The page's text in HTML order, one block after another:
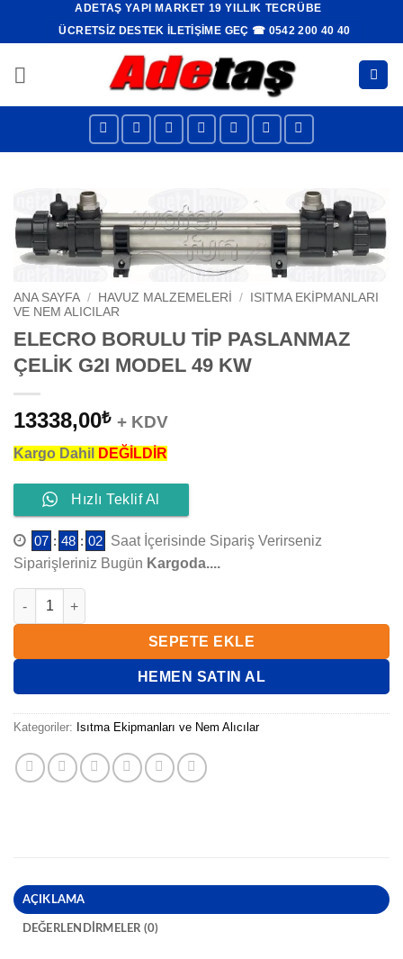
ADETAŞ YAPI MARKET 19 YILLIK TECRÜBE
ÜCRETSIZ DESTEK İLETIŞIME GEÇ ☎ 0542 200 40 40
ANA SAYFA / HAVUZ MALZEMELERI /
ISITMA EKIPMANLARI
VE NEM ALICILAR
ELECRO BORULU TİP PASLANMAZ
ÇELİK G2I MODEL 49 KW
13338,00₺ + KDV
Kargo Dahil DEĞİLDİR
Hızlı Teklif Al
07 : 48 : 01 Saat İçerisinde Sipariş Verirseniz
Siparişleriniz Bugün Kargoda....
ELECRO BORULU TİP PASLANMAZ ÇELİK G2I MODEL 49 KW
SEPETE EKLE
HEMEN SATIN AL
Kategoriler: Isıtma Ekipmanları ve Nem Alıcılar
AÇIKLAMA
DEĞERLENDIRMELER (0)